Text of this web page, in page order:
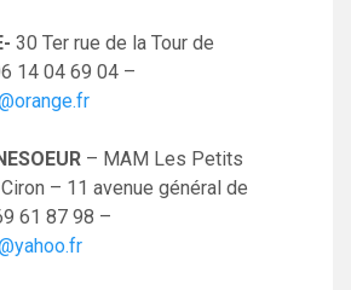
30 Ter rue de la Tour de
14 04 69 04 –
– MAM Les Petits
– 11 avenue général de
61 87 98 –